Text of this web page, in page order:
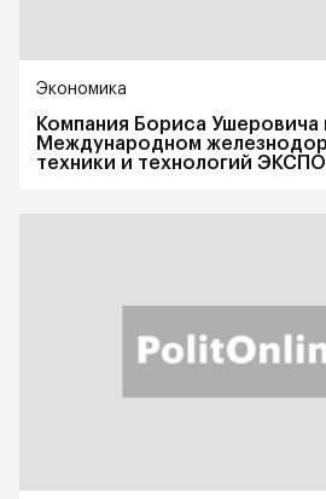
Экономика
Компания Бориса Ушеровича
Международном
техники и технологий ЭКСПО